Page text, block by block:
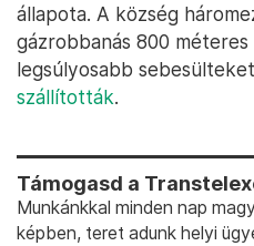
állapota. A község
gázrobbanás 800
legsúlyosabb sebesülteket
szállították.
Támogasd a
Munkánkkal minden nap
képben, teret adunk helyi